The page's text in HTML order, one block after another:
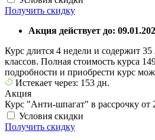
Получить скидку
Акция действует до:
Курс длится 4 недели и содержит
классов. Полная стоимость курса
подробности и приобрести курс
Истекает через: 153 дн.
Акция
Курс "Анти-шпагат" в рассрочку от
Условия скидки
Получить скидку